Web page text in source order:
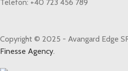
Telefon: +40 723 456 789
Copyright © 2025 - Avangard Edge
Finesse Agency.